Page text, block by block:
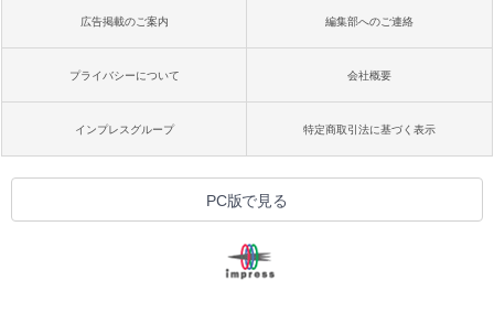
広告掲載のご案内 編集部へのご連絡
プライバシーについて 会社概要
インプレスグループ 特定商取引法に基づく表示
PC版で見る